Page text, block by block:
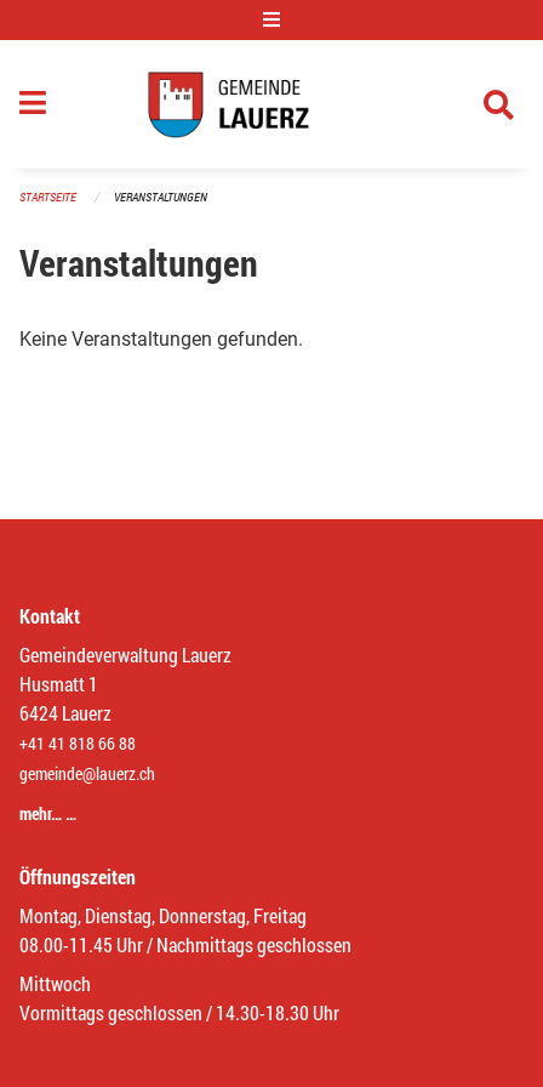
STARTSEITE VERANSTALTUNGEN
Veranstaltungen
Keine Veranstaltungen gefunden.
Kontakt
Gemeindeverwaltung Lauerz
Husmatt 1
6424 Lauerz
+41 41 818 66 88
gemeinde@lauerz.ch
mehr… …
Öffnungszeiten
Montag, Dienstag, Donnerstag, Freitag
08.00-11.45 Uhr / Nachmittags geschlossen
Mittwoch
Vormittags geschlossen / 14.30-18.30 Uhr